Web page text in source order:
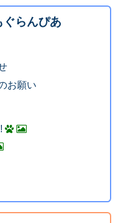
らんぴあ
お願い